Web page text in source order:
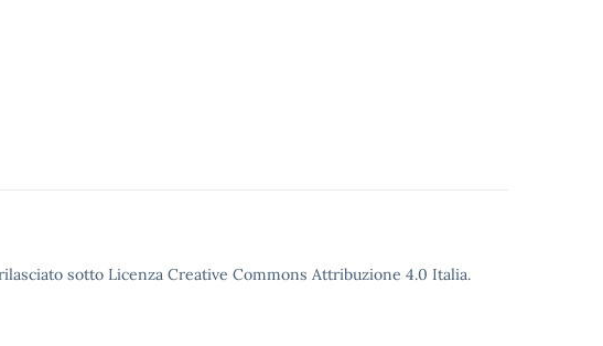
sotto Licenza Creative Commons Attribuzione 4.0 Italia.